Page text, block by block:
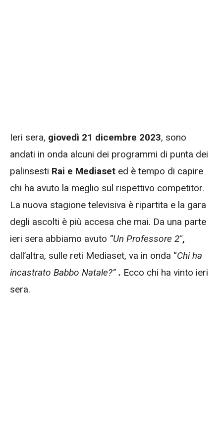
Ieri sera, giovedì 21 dicembre 2023, sono
andati in onda alcuni dei programmi di punta dei
palinsesti Rai e Mediaset ed è tempo di capire
chi ha avuto la meglio sul rispettivo competitor.
La nuova stagione televisiva è ripartita e la gara
degli ascolti è più accesa che mai. Da una parte
ieri sera abbiamo avuto “Un Professore 2″,
dall’altra, sulle reti Mediaset, va in onda “Chi ha
incastrato Babbo Natale?” . Ecco chi ha vinto ieri
sera.